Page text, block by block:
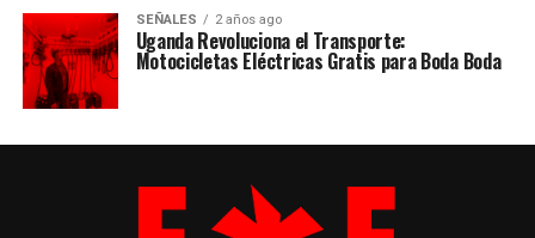
SEÑALES 2 años ago
Uganda Revoluciona el Transporte:
Motocicletas Eléctricas Gratis para Boda Boda